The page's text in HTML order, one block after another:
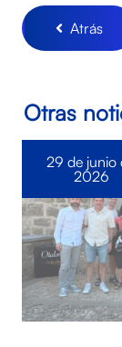
Atrás
Otras
29 de junio
2026